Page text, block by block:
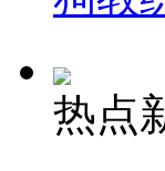
热点